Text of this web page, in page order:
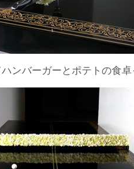
ンバーガーとポテトの食